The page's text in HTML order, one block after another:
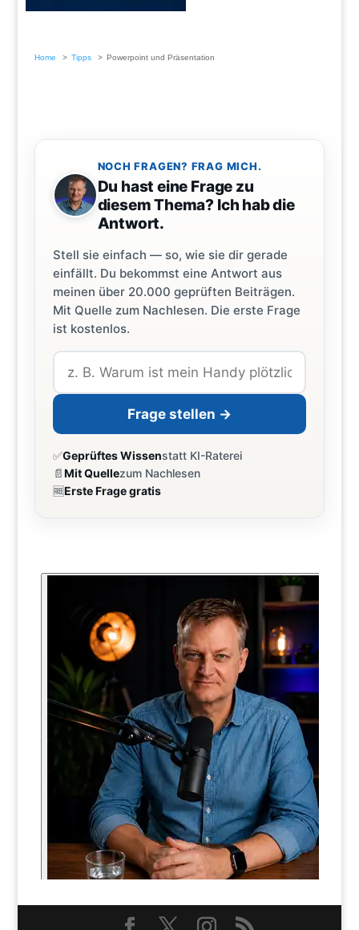
Home Tipps Powerpoint und Präsentation
NOCH FRAGEN? FRAG MICH.
Du hast eine Frage zu
diesem Thema? Ich hab die
Antwort.
Stell sie einfach — so, wie sie dir gerade
einfällt. Du bekommst eine Antwort aus
meinen über 20.000 geprüften Beiträgen.
Mit Quelle zum Nachlesen. Die erste Frage
ist kostenlos.
Frage stellen →
✅Geprüftes Wissenstatt KI-Raterei
📄Mit Quellezum Nachlesen
🆓Erste Frage gratis